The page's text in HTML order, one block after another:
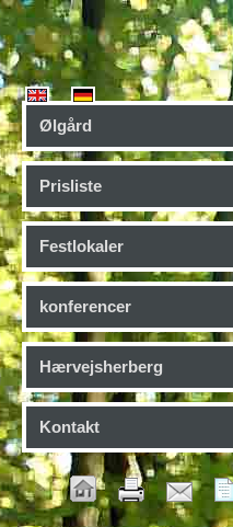
Ølgård
Prisliste
Festlokaler
konferencer
Hærvejsherberg
Kontakt